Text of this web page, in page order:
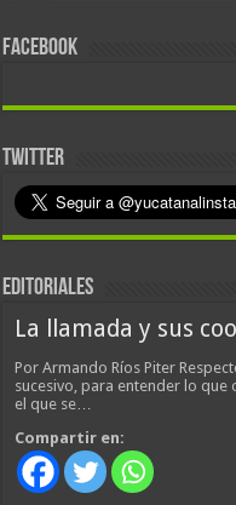
FACEBOOK
TWITTER
EDITORIALES
La llamada y sus
Por Armando Ríos Piter
sucesivo, para entender lo que
el que se…
Compartir en: